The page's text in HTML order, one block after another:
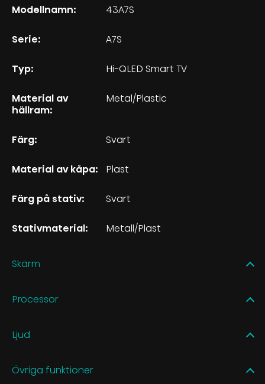
Modellnamn: 43A7S
Serie: A7S
Typ: Hi-QLED Smart TV
Material av
hällram:
Metal/Plastic
Färg: Svart
Material av kåpa: Plast
Färg på stativ: Svart
Stativmaterial: Metall/Plast
Skärm
Processor
Ljud
Övriga funktioner